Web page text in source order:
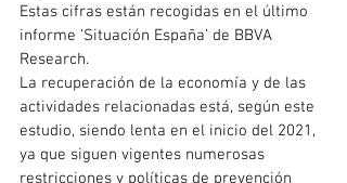
Estas cifras están recogidas en el último
informe ‘Situación España’ de BBVA
Research.
La recuperación de la economía y de las
actividades relacionadas está, según este
estudio, siendo lenta en el inicio del 2021,
ya que siguen vigentes numerosas
restricciones y políticas de prevención